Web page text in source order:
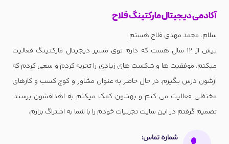
آکادمی دیجیتال مارکتینگ فلاح
سلام، محمد مهدی فلاح هستم .
بیش از 12 سال هست که دارم توی مسیر دیجیتال مارکتینگ فعالیت
میکنم. موفقیت ها و شکست های زیادی را تجربه کردم و سعی کردم که
ازشون درس بگیرم. در حال حاضر به عنوان مشاور و کوچ کسب و کارهای
مختفلی فعالیت می کنم و بهشون کمک میکنم به اهدافشون برسند.
تصمیم گرفتم در این سایت تجربیات خودم را با شما به اشتراگ بزارم.
شماره تماس: